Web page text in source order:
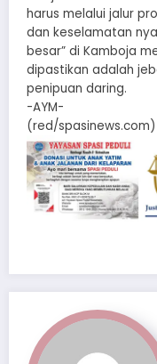
harus melalui jalur
dan keselamatan
besar” di Kamboja
dipastikan adalah
penipuan daring.
-AYM-
(red/spasinews.com)